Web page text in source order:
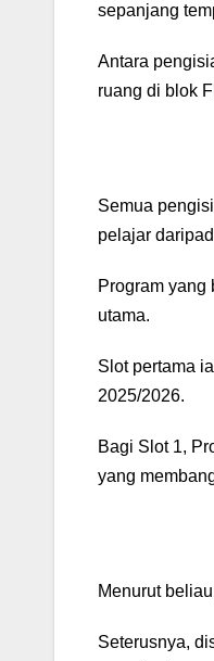
sepanjang
Antara
ruang di blok
Semua
pelajar
Program yang
utama.
Slot pertama
2025/2026.
Bagi Slot 1,
yang
Menurut
Seterusnya,